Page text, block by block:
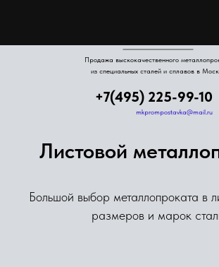
+7(495) 225-99-10
mkprompostavka@mail.ru
Продажа выскокачественного
из специальных сталей и сплавов в
Листовой
Большой выбор металлопроката в
размеров и марок